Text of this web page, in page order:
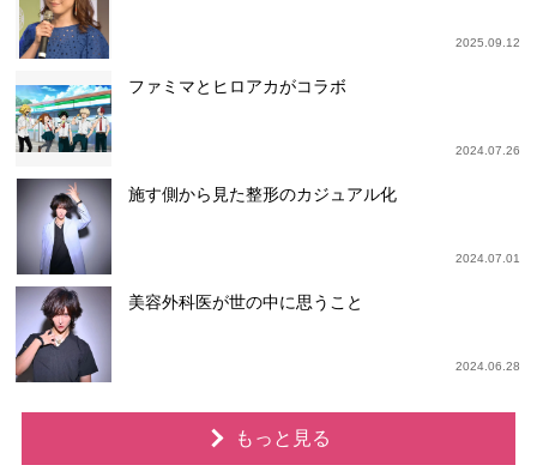
2025.09.12
ファミマとヒロアカがコラボ
2024.07.26
施す側から見た整形のカジュアル化
2024.07.01
美容外科医が世の中に思うこと
2024.06.28
もっと見る